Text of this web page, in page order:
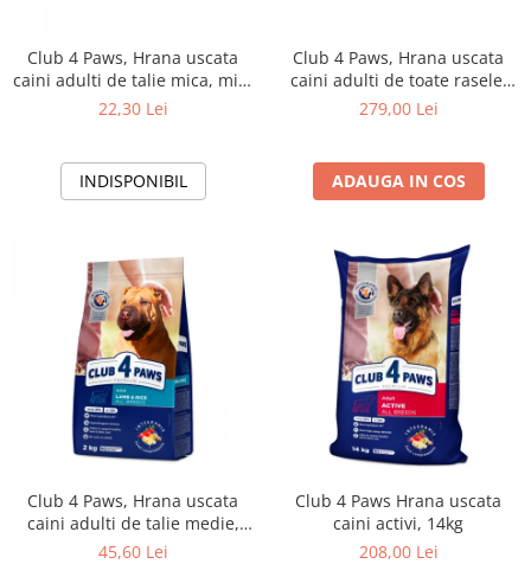
Club 4 Paws, Hrana uscata
caini adulti de talie mica, miel
si orez 0,9 kg
22,30 Lei
INDISPONIBIL
Club 4 Paws, Hrana uscata
caini adulti de toate rasele,
formula hipoalergenica, miel
279,00 Lei
ADAUGA IN COS
Club 4 Paws, Hrana uscata
caini adulti de talie medie,
miel si orez, 2kg
45,60 Lei
Club 4 Paws Hrana uscata
caini activi, 14kg
208,00 Lei